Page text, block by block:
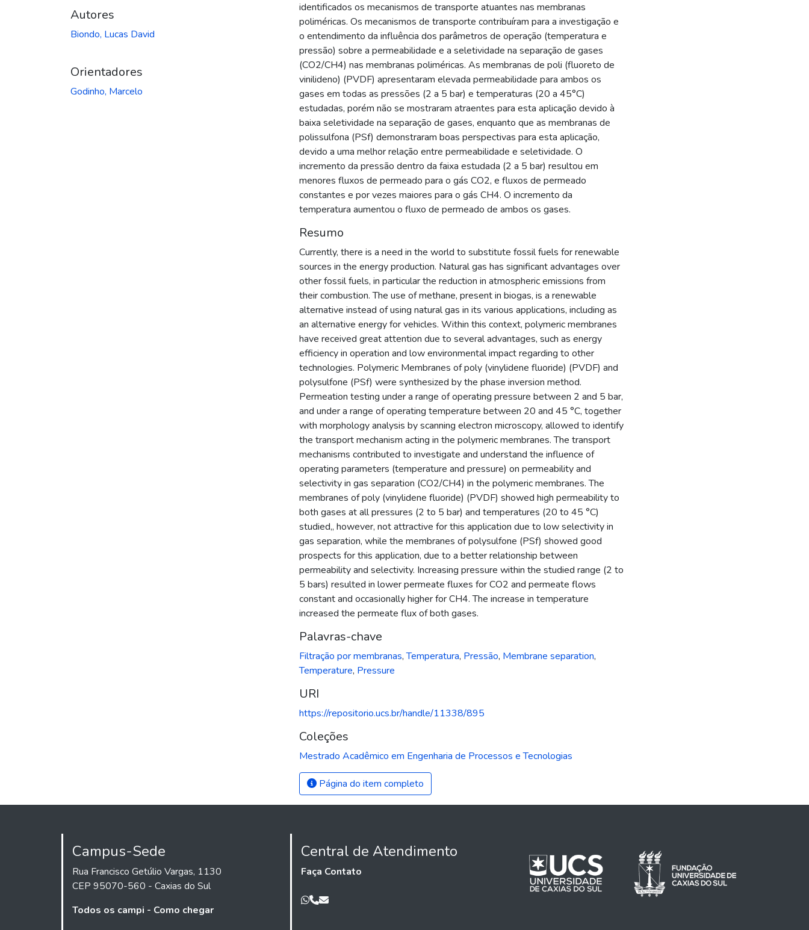
Autores
Biondo, Lucas David
Orientadores
Godinho, Marcelo
identificados os mecanismos de transporte atuantes nas membranas
poliméricas. Os mecanismos de transporte contribuíram para a investigação e
o entendimento da influência dos parâmetros de operação (temperatura e
pressão) sobre a permeabilidade e a seletividade na separação de gases
(CO2/CH4) nas membranas poliméricas. As membranas de poli (fluoreto de
vinilideno) (PVDF) apresentaram elevada permeabilidade para ambos os
gases em todas as pressões (2 a 5 bar) e temperaturas (20 a 45°C)
estudadas, porém não se mostraram atraentes para esta aplicação devido à
baixa seletividade na separação de gases, enquanto que as membranas de
polissulfona (PSf) demonstraram boas perspectivas para esta aplicação,
devido a uma melhor relação entre permeabilidade e seletividade. O
incremento da pressão dentro da faixa estudada (2 a 5 bar) resultou em
menores fluxos de permeado para o gás CO2, e fluxos de permeado
constantes e por vezes maiores para o gás CH4. O incremento da
temperatura aumentou o fluxo de permeado de ambos os gases.
Resumo
Currently, there is a need in the world to substitute fossil fuels for renewable
sources in the energy production. Natural gas has significant advantages over
other fossil fuels, in particular the reduction in atmospheric emissions from
their combustion. The use of methane, present in biogas, is a renewable
alternative instead of using natural gas in its various applications, including as
an alternative energy for vehicles. Within this context, polymeric membranes
have received great attention due to several advantages, such as energy
efficiency in operation and low environmental impact regarding to other
technologies. Polymeric Membranes of poly (vinylidene fluoride) (PVDF) and
polysulfone (PSf) were synthesized by the phase inversion method.
Permeation testing under a range of operating pressure between 2 and 5 bar,
and under a range of operating temperature between 20 and 45 °C, together
with morphology analysis by scanning electron microscopy, allowed to identify
the transport mechanism acting in the polymeric membranes. The transport
mechanisms contributed to investigate and understand the influence of
operating parameters (temperature and pressure) on permeability and
selectivity in gas separation (CO2/CH4) in the polymeric membranes. The
membranes of poly (vinylidene fluoride) (PVDF) showed high permeability to
both gases at all pressures (2 to 5 bar) and temperatures (20 to 45 °C)
studied,, however, not attractive for this application due to low selectivity in
gas separation, while the membranes of polysulfone (PSf) showed good
prospects for this application, due to a better relationship between
permeability and selectivity. Increasing pressure within the studied range (2 to
5 bars) resulted in lower permeate fluxes for CO2 and permeate flows
constant and occasionally higher for CH4. The increase in temperature
increased the permeate flux of both gases.
Palavras-chave
Filtração por membranas,Temperatura, Pressão, Membrane separation,
Temperature, Pressure
URI
https://repositorio.ucs.br/handle/11338/895
Coleções
Mestrado Acadêmico em Engenharia de Processos e Tecnologias
Página do item completo
Campus-Sede
Rua Francisco Getúlio Vargas, 1130
CEP 95070-560 - Caxias do Sul
Todos os campi - Como chegar
Central de Atendimento
Faça Contato